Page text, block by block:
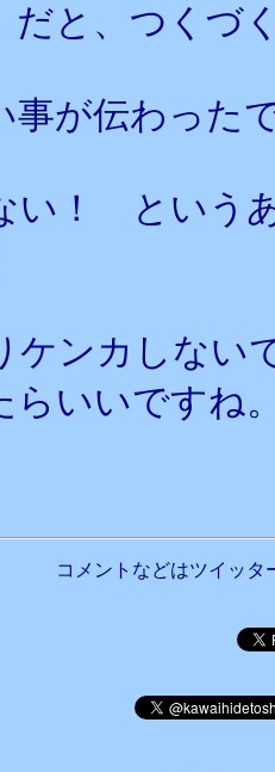
だと、つくづ
事が伝わった
い！ という
ケンカしない
らいいですね
コメントなどはツイッタ